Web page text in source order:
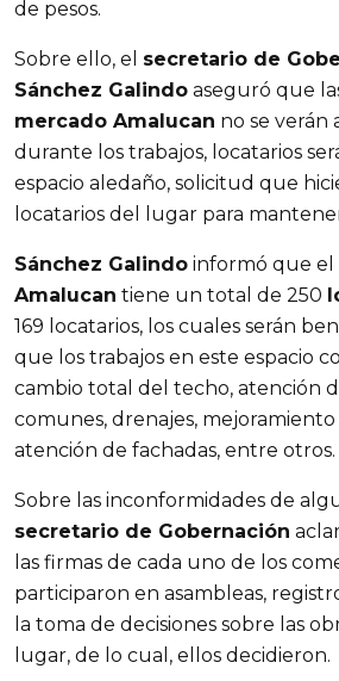
de pesos.
Sobre ello, el secretario de
Sánchez Galindo aseguró que
mercado Amalucan no se verán
durante los trabajos, locatarios
espacio aledaño, solicitud que
locatarios del lugar para
Sánchez Galindo informó que el
Amalucan tiene un total de 250
169 locatarios, los cuales serán
que los trabajos en este espacio
cambio total del techo, atención
comunes, drenajes,
atención de fachadas, entre otros.
Sobre las inconformidades de
secretario de Gobernación
las firmas de cada uno de los
participaron en asambleas,
la toma de decisiones sobre las
lugar, de lo cual, ellos decidieron.